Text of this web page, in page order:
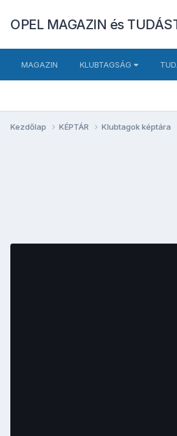
OPEL MAGAZIN és
MAGAZIN KLUBTAGSÁG
Kezdőlap KÉPTÁR Klubtagok képtára